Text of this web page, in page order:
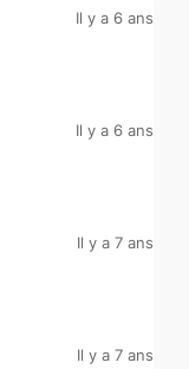
Il y a 6 ans
Il y a 6 ans
Il y a 7 ans
Il y a 7 ans